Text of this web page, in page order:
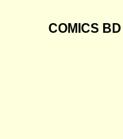
COMICS BD